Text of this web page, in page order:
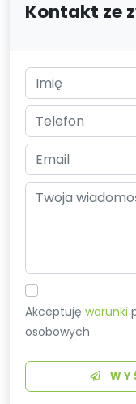
Kontakt ze
Akceptujęwarunki
osobowych